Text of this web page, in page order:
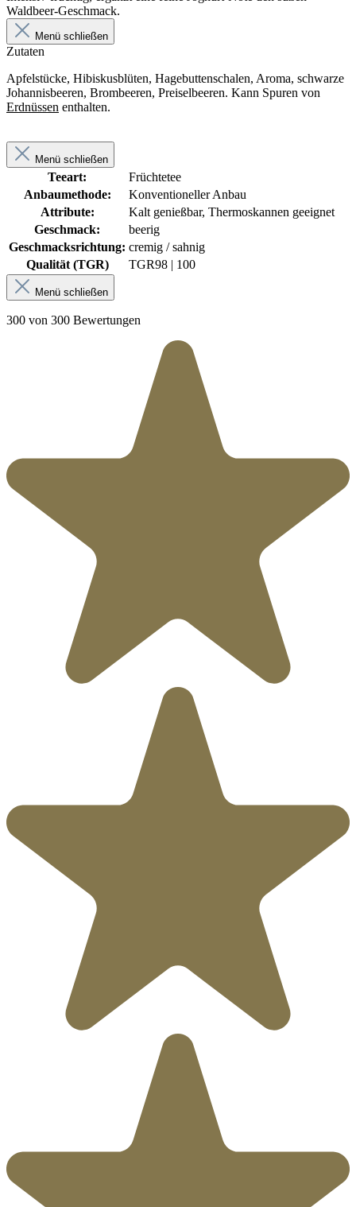
Waldbeer-Geschmack.
Menü schließen
Zutaten
Apfelstücke, Hibiskusblüten, Hagebuttenschalen, Aroma, schwarze
Johannisbeeren, Brombeeren, Preiselbeeren. Kann Spuren von
Erdnüssen enthalten.
Menü schließen
Teeart:
Früchtetee
Anbaumethode:
Konventioneller Anbau
Attribute:
Kalt genießbar, Thermoskannen geeignet
Geschmack:
beerig
Geschmacksrichtung: cremig / sahnig
Qualität (TGR)
TGR98 | 100
Menü schließen
300 von 300 Bewertungen